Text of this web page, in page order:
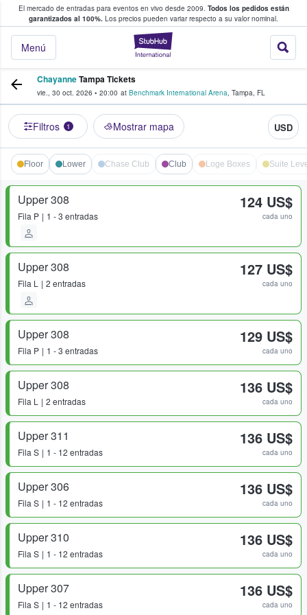
El mercado de entradas para eventos en vivo desde 2009. Todos los pedidos están
garantizados al 100%. Los precios pueden variar respecto a su valor nominal.
StubHub:
Menú
y venta de entradas entre fans
ChayanneTampa Tickets
vie., 30 oct. 2026 • 20:00 at Benchmark International Arena, Tampa, FL
Filtros 1 Mostrar mapa USD
Floor Lower Chase Club Club Loge Boxes Suite
Upper 308
Fila P 1 - 3 entradas
124 US$
cada uno
Upper 308
Fila L 2 entradas
127 US$
cada uno
Upper 308
Fila P 1 - 3 entradas
129 US$
cada uno
Upper 308
Fila L 2 entradas
136 US$
cada uno
Upper 311
Fila S 1 - 12 entradas
136 US$
cada uno
Upper 306
Fila S 1 - 12 entradas
136 US$
cada uno
Upper 310
Fila S 1 - 12 entradas
136 US$
cada uno
Upper 307
Fila S 1 - 12 entradas
136 US$
cada uno